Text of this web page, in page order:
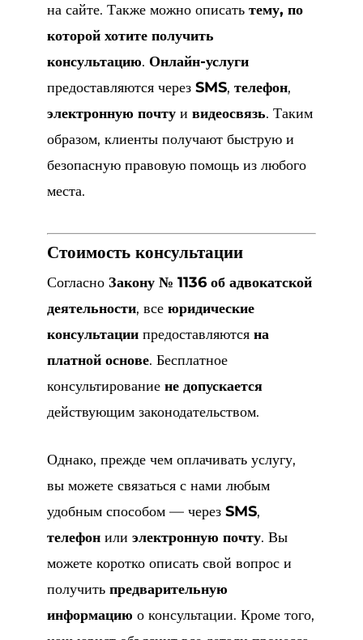
на сайте. Также можно описатьтему, по
которой хотите получить
консультацию.Онлайн-услуги
предоставляются черезSMS,телефон,
электронную почту ивидеосвязь. Таким
образом, клиенты получают быструю и
безопасную правовую помощь из любого
места.
Стоимость консультации
СогласноЗакону № 1136 об адвокатской
деятельности, всеюридические
консультации предоставляютсяна
платной основе. Бесплатное
консультированиене допускается
действующим законодательством.
Однако, прежде чем оплачивать услугу,
вы можете связаться с нами любым
удобным способом — черезSMS,
телефон илиэлектронную почту. Вы
можете коротко описать свой вопрос и
получитьпредварительную
информацию о консультации. Кроме того,